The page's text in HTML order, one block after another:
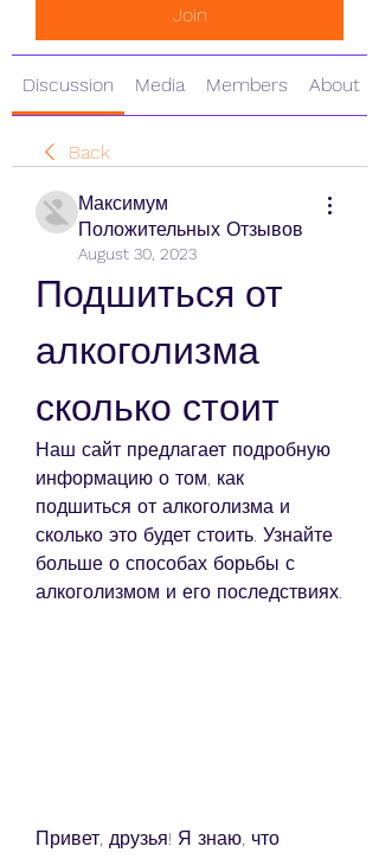
Join
Discussion Media Members About
Back
Максимум
Положительных Отзывов
August 30, 2023
Подшиться от
алкоголизма
сколько стоит
Наш сайт предлагает подробную
информацию о том, как
подшиться от алкоголизма и
сколько это будет стоить. Узнайте
больше о способах борьбы с
алкоголизмом и его последствиях.
Привет, друзья! Я знаю, что